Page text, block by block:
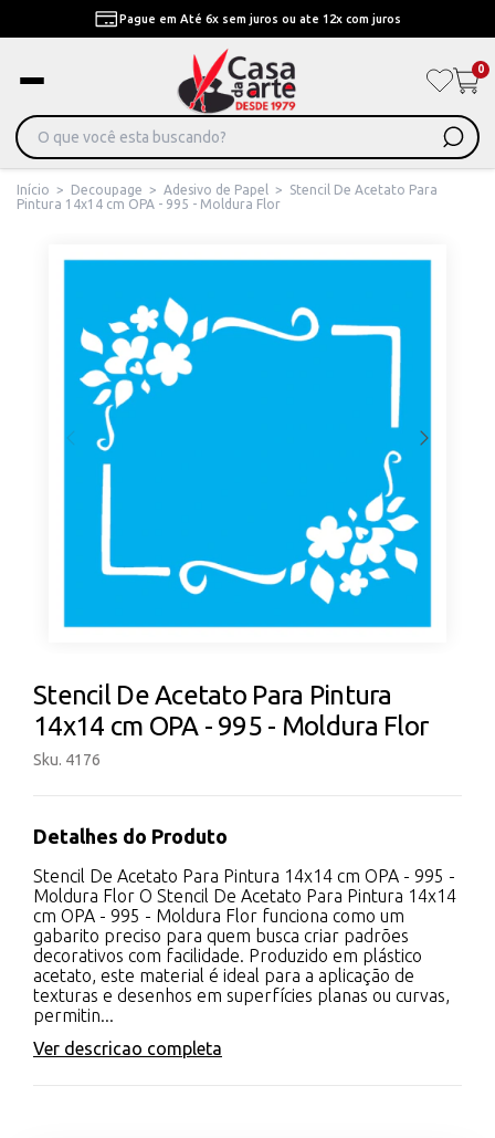
Pague em Até 6x sem juros ou ate 12x com juros
0
Início > Decoupage > Adesivo de Papel >
Stencil De Acetato Para
Pintura 14x14 cm OPA - 995 - Moldura Flor
Stencil De Acetato Para Pintura
14x14 cm OPA - 995 - Moldura Flor
Sku. 4176
Detalhes do Produto
Stencil De Acetato Para Pintura 14x14 cm OPA - 995 -
Moldura Flor O Stencil De Acetato Para Pintura 14x14
cm OPA - 995 - Moldura Flor funciona como um
gabarito preciso para quem busca criar padrões
decorativos com facilidade. Produzido em plástico
acetato, este material é ideal para a aplicação de
texturas e desenhos em superfícies planas ou curvas,
permitin...
Ver descricao completa